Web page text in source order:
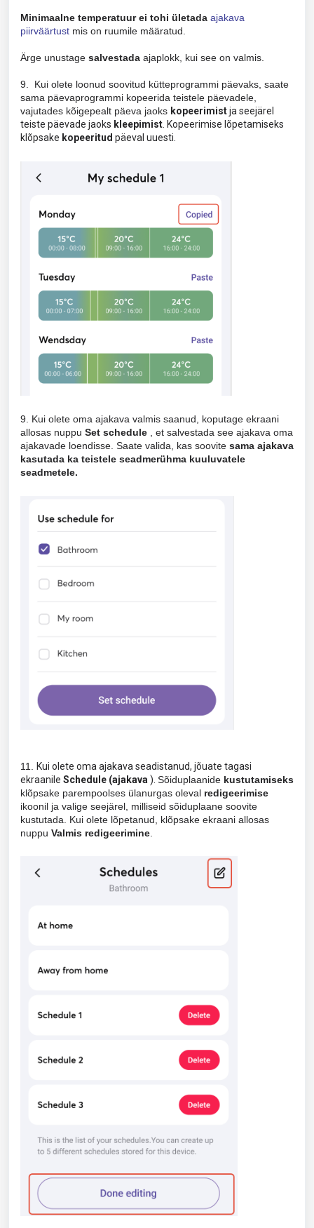
Minimaalne temperatuur ei tohi ületada ajakava
piirväärtust mis on ruumile määratud.
Ärge unustage salvestada ajaplokk, kui see on valmis.
9.
Kui olete loonud soovitud kütteprogrammi päevaks, saate
sama päevaprogrammi kopeerida teistele päevadele,
vajutades kõigepealt päeva jaoks kopeerimistja seejärel
teiste päevade jaoks kleepimist. Kopeerimise lõpetamiseks
klõpsake kopeeritud päeval uuesti.
9. Kui olete oma ajakava valmis saanud, koputage ekraani
allosas nuppu Set schedule
, et salvestada see ajakava oma
ajakavade loendisse. Saate valida, kas soovite sama ajakava
kasutada ka teistele seadmerühma kuuluvatele
seadmetele.
11.
Kui olete oma ajakava seadistanud, jõuate tagasi
ekraanile Schedule (ajakava ). Sõiduplaanide kustutamiseks
klõpsake parempoolses ülanurgas oleval redigeerimise
ikoonil ja valige seejärel, milliseid sõiduplaane soovite
kustutada. Kui olete lõpetanud, klõpsake ekraani allosas
nuppu Valmis redigeerimine